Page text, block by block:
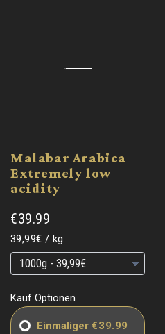
Malabar Arabica
Extremely low
acidity
€39.99
Base
price
39,99€ / per
kg
Grundpreis
Grundpreis
Kauf Optionen
Einmaliger €39.99